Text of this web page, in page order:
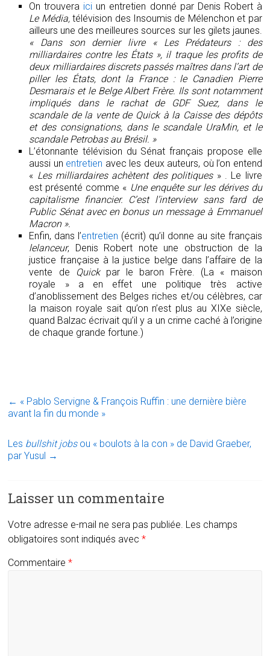
On trouvera ici un entretien donné par Denis Robert à
Le Média,télévision des Insoumis de Mélenchon et par
ailleurs une des meilleures sources sur les gilets jaunes.
« Dans son dernier livre « Les Prédateurs : des
milliardaires contre les États », il traque les profits de
deux milliardaires discrets passés maîtres dans l’art de
piller les États, dont la France : le Canadien Pierre
Desmarais et le Belge Albert Frère. Ils sont notamment
impliqués dans le rachat de GDF Suez, dans le
scandale de la vente de Quick à la Caisse des dépôts
et des consignations, dans le scandale UraMin, et le
scandale Petrobas au Brésil. »
L’étonnante télévision du Sénat français propose elle
aussi un entretien avec les deux auteurs, où l’on entend
« Les milliardaires achètent des politiques» . Le livre
est présenté comme « Une enquête sur les dérives du
capitalisme financier. C’est l’interview sans fard de
Public Sénat avec en bonus un message à Emmanuel
Macron ».
Enfin, dans l’entretien (écrit) qu’il donne au site français
lelanceur, Denis Robert note une obstruction de la
justice française à la justice belge dans l’affaire de la
vente de
Quickpar le baron Frère. (La « maison
royale » a en effet une politique très active
d’anoblissement des Belges riches et/ou célèbres, car
la maison royale sait qu’on n’est plus au XIXe siècle,
quand Balzac écrivait qu’il y a un crime caché à l’origine
de chaque grande fortune.)
← « Pablo Servigne & François Ruffin : une dernière bière
avant la fin du monde »
Les bullshit jobsou « boulots à la con » de David Graeber,
par Yusul →
Laisser un commentaire
Votre adresse e-mail ne sera pas publiée. Les champs
obligatoires sont indiqués avec*
Commentaire*